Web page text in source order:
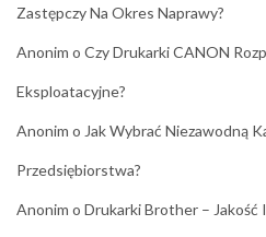
Zastępczy Na Okres Naprawy?
Anonim o Czy Drukarki CANON
Eksploatacyjne?
Anonim o Jak Wybrać Niezawodną
Przedsiębiorstwa?
Anonim o Drukarki Brother – Jakość